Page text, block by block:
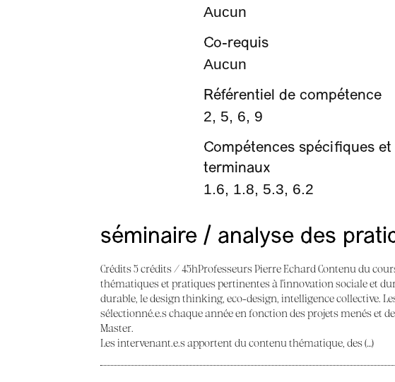
Aucun
Co-requis
Aucun
Référentiel de compétence
2, 5, 6, 9
Compétences spécifiques
terminaux
1.6, 1.8, 5.3, 6.2
séminaire / analyse des
Crédits 5 crédits / 45hProfesseurs Pierre Echard Contenu du
thématiques et pratiques pertinentes à l’innovation sociale et
durable, le design thinking, eco-design, intelligence collective.
sélectionné.e.s chaque année en fonction des projets menés et
Master.
Les intervenant.e.s apportent du contenu thématique, des (…)